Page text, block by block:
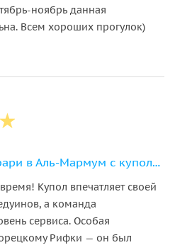
ноябрь данная
Всем хороших прогулок)
Роскошное ночное сафари в Аль-Мармум с куполом и наблюдением за звёздами
Купол впечатляет своей
а команда
сервиса. Особая
Рифки — он был